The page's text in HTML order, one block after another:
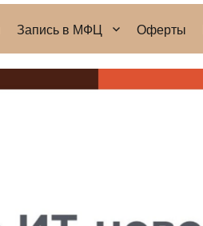
Запись в МФЦ Оферты